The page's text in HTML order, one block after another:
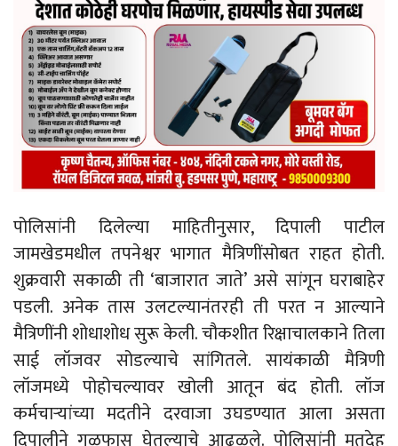
पोलिसांनी दिलेल्या माहितीनुसार, दिपाली पाटील
जामखेडमधील तपनेश्वर भागात मैत्रिणींसोबत राहत होती.
शुक्रवारी सकाळी ती ‘बाजारात जाते’ असे सांगून घराबाहेर
पडली. अनेक तास उलटल्यानंतरही ती परत न आल्याने
मैत्रिणींनी शोधाशोध सुरू केली. चौकशीत रिक्षाचालकाने तिला
साई लॉजवर सोडल्याचे सांगितले. सायंकाळी मैत्रिणी
लॉजमध्ये पोहोचल्यावर खोली आतून बंद होती. लॉज
कर्मचाऱ्यांच्या मदतीने दरवाजा उघडण्यात आला असता